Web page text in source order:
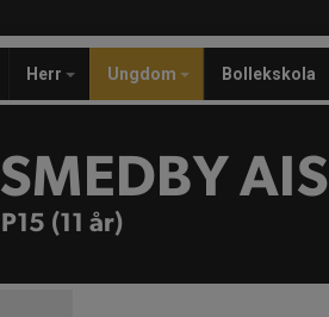
Herr Ungdom Bollekskola
SMEDBY AIS
P15 (11 år)